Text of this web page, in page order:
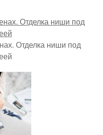
Отделка ниши под